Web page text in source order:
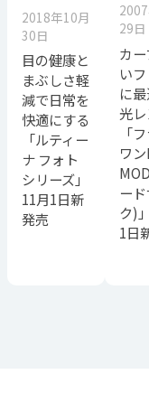
2018年10月
30日
目の健康と
まぶしさ軽
減で日常を
快適にする
「ルティー
ナ フォト
シリーズ」
11月1日新
発売
29日
カ
い
に
光
「
ワ
ー
ク)
1日